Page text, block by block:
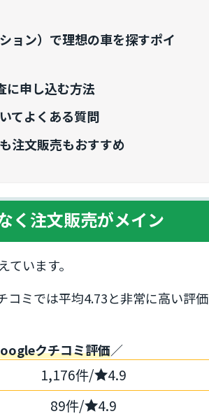
ョン）で理想の車を探すポイ
に申し込む方法
てよくある質問
注文販売もおすすめ
く注文販売がメイン
います。
コミでは平均4.73と非常に高い評価
クチコミ評価／
1,176件/
4.9
89件/
4.9